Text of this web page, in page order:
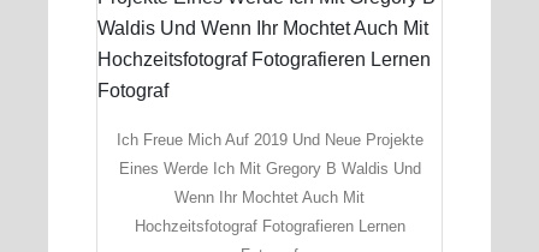
Ich Freue Mich Auf 2019 Und Neue Projekte
Eines Werde Ich Mit Gregory B Waldis Und
Wenn Ihr Mochtet Auch Mit
Hochzeitsfotograf Fotografieren Lernen